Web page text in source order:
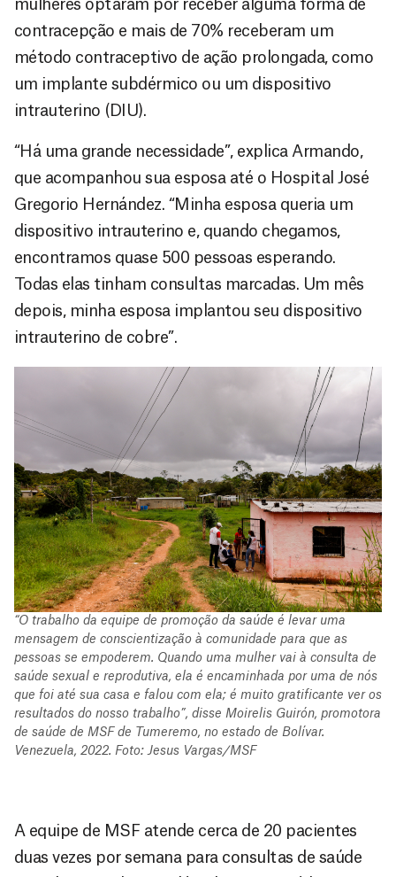
mulheres optaram por receber alguma forma de
contracepção e mais de 70% receberam um
método contraceptivo de ação prolongada, como
um implante subdérmico ou um dispositivo
intrauterino (DIU).
“Há uma grande necessidade”, explica Armando,
que acompanhou sua esposa até o Hospital José
Gregorio Hernández. “Minha esposa queria um
dispositivo intrauterino e, quando chegamos,
encontramos quase 500 pessoas esperando.
Todas elas tinham consultas marcadas. Um mês
depois, minha esposa implantou seu dispositivo
intrauterino de cobre”.
“O trabalho da equipe de promoção da saúde é levar uma
mensagem de conscientização à comunidade para que as
pessoas se empoderem. Quando uma mulher vai à consulta de
saúde sexual e reprodutiva, ela é encaminhada por uma de nós
que foi até sua casa e falou com ela; é muito gratificante ver os
resultados do nosso trabalho”, disse Moirelis Guirón, promotora
de saúde de MSF de Tumeremo, no estado de Bolívar.
Venezuela, 2022. Foto: Jesus Vargas/MSF
A equipe de MSF atende cerca de 20 pacientes
duas vezes por semana para consultas de saúde